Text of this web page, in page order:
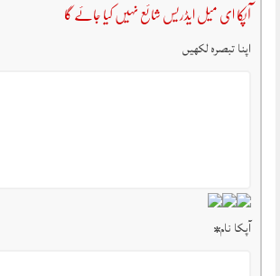
آپکا ای میل ایڈریس شائع نہیں کیا جائے گا
اپنا تبصرہ لکھیں
آپکا نام*